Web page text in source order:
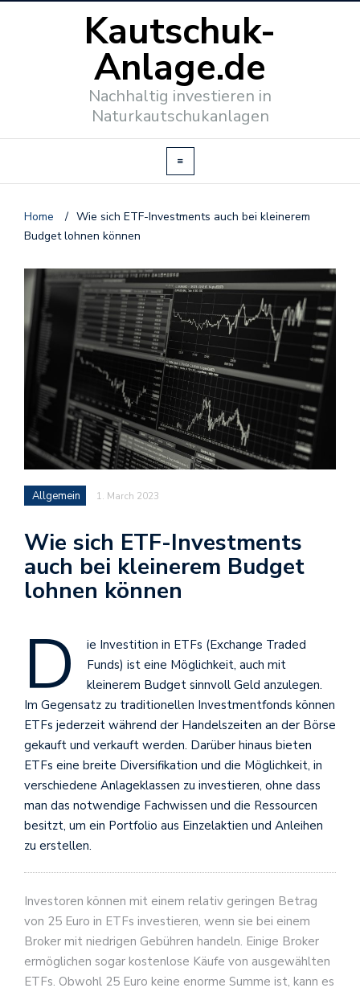
Kautschuk-
Anlage.de
Nachhaltig investieren in
Naturkautschukanlagen
Home / Wie sich ETF-Investments auch bei kleinerem
Budget lohnen können
Allgemein 1. March 2023
Wie sich ETF-Investments
auch bei kleinerem Budget
lohnen können
D
ie Investition in ETFs (Exchange Traded
Funds) ist eine Möglichkeit, auch mit
kleinerem Budget sinnvoll Geld anzulegen.
Im Gegensatz zu traditionellen Investmentfonds können
ETFs jederzeit während der Handelszeiten an der Börse
gekauft und verkauft werden. Darüber hinaus bieten
ETFs eine breite Diversifikation und die Möglichkeit, in
verschiedene Anlageklassen zu investieren, ohne dass
man das notwendige Fachwissen und die Ressourcen
besitzt, um ein Portfolio aus Einzelaktien und Anleihen
zu erstellen.
Investoren können mit einem relativ geringen Betrag
von 25 Euro in ETFs investieren, wenn sie bei einem
Broker mit niedrigen Gebühren handeln. Einige Broker
ermöglichen sogar kostenlose Käufe von ausgewählten
ETFs. Obwohl 25 Euro keine enorme Summe ist, kann es